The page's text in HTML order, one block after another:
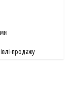
продажу